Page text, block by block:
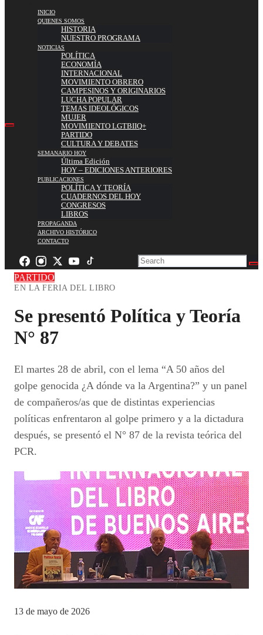
INICIO
QUIENES SOMOS
HISTORIA
NUESTRO PROGRAMA
NOTICIAS
POLÍTICA
ECONOMÍA
INTERNACIONAL
MOVIMIENTO OBRERO
CAMPESINOS Y ORIGINARIOS
LUCHA POPULAR
TEMAS IDEOLÓGICOS
MUJER
MOVIMIENTO LGTBIIQ+
PARTIDO
CULTURA Y DEBATES
SEMANARIO HOY
Última Edición
HOY – EDICIONES ANTERIORES
PUBLICACIONES
POLÍTICA Y TEORÍA
CUADERNOS DEL HOY
CONGRESOS
LIBROS
PROPAGANDA
ARCHIVO HISTÓRICO
CONTACTO
PARTIDO
EN LA FERIA DEL LIBRO
Se presentó Política y Teoría
N° 87
El martes 28 de abril, con el lema “A 50 años del
golpe genocida ¿A dónde va la Argentina?” y un panel
de compañeros/as que de distintas experiencias
políticas enfrentaron al golpe primero y a la dictadura
después, se presentó el N° 87 de la revista teórica del
PCR.
13 de mayo de 2026